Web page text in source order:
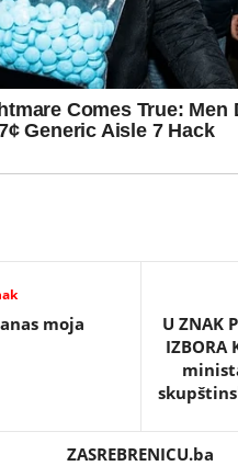
moja
U ZNAK
IZBORA
ZASREBRENICU.ba